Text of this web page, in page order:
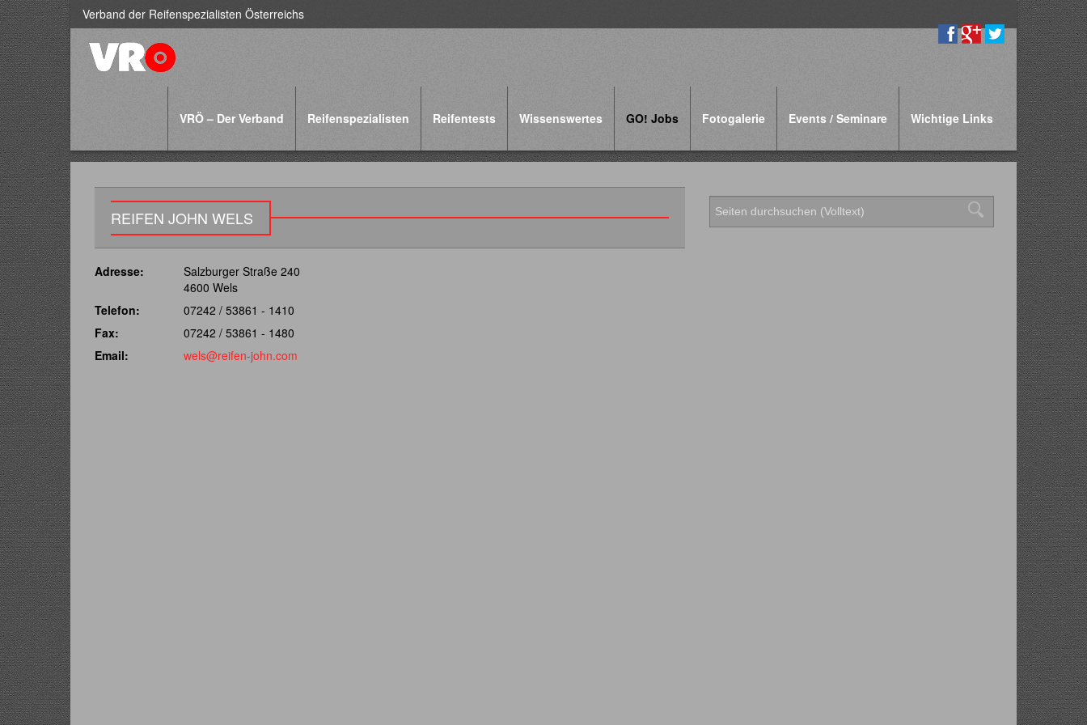
Verband der Reifenspezialisten Österreichs
VRÖ – Der Verband Reifenspezialisten Reifentests Wissenswertes GO! Jobs Fotogalerie Events / Seminare Wichtige Links
REIFEN JOHN WELS
Adresse:
Salzburger Straße 240
4600 Wels
Telefon:
07242 / 53861 - 1410
Fax:
07242 / 53861 - 1480
Email:
wels@reifen-john.com